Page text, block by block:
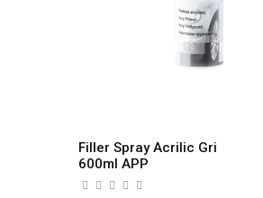
Filler Spray Acrilic Gri
600ml APP